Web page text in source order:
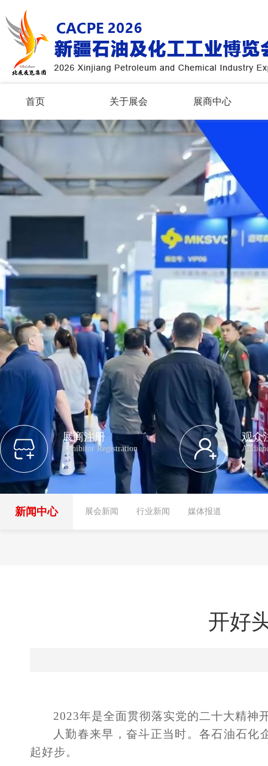
首页 关于展会 展商中心
展商注册
Exhibitor Registration
观众
新闻中心 展会新闻 行业新闻 媒体报道
开好
2023年是全面贯彻落实党的二十大精神
人勤春来早，奋斗正当时。各石油石化
起好步。